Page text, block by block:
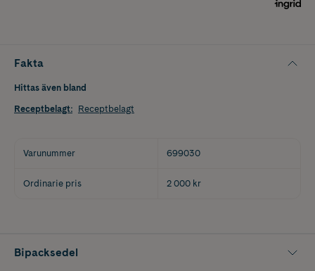
Fakta
Hittas även bland
Receptbelagt: Receptbelagt
Varunummer 699030
Ordinarie pris 2 000 kr
Bipacksedel